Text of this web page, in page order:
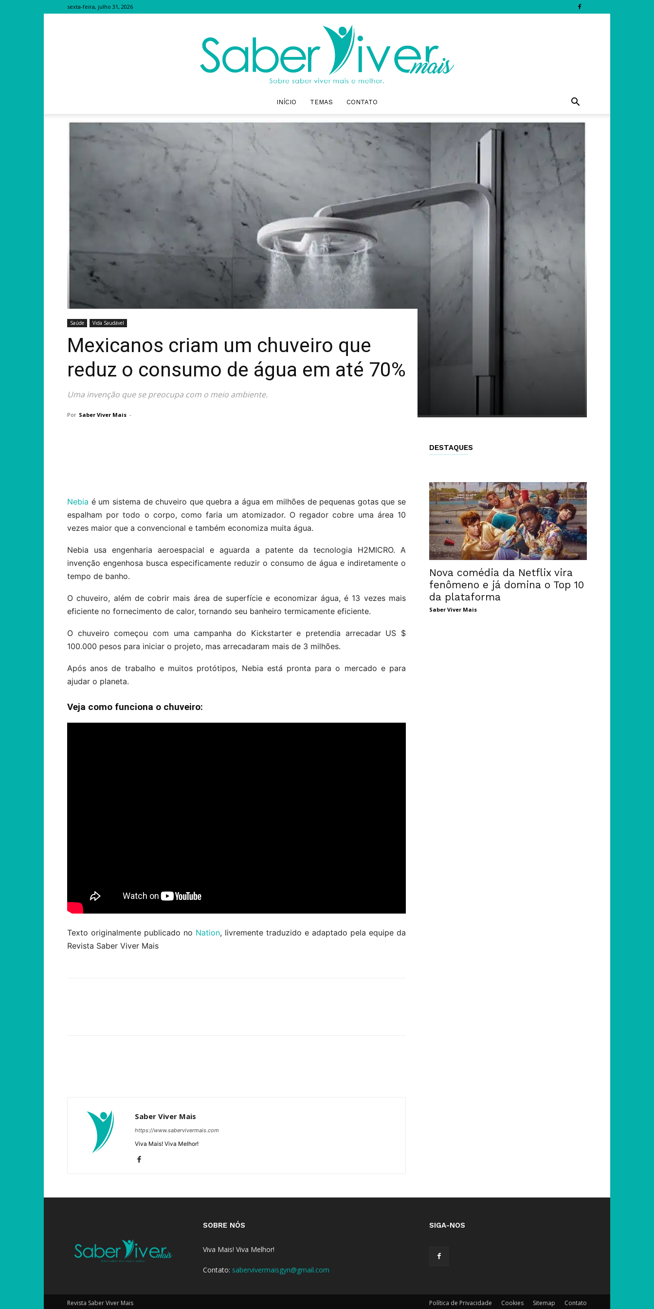
sexta-feira, julho 31, 2026
Saber
Mais
INÍCIO TEMAS CONTATO
Saúde Vida Saudável
Mexicanos criam um chuveiro que
reduz o consumo de água em até 70%
Uma invenção que se preocupa com o meio ambiente.
Por Saber Viver Mais -
Nebia é um sistema de chuveiro que quebra a água em milhões de pequenas gotas que se
espalham por todo o corpo, como faria um atomizador. O regador cobre uma área 10
vezes maior que a convencional e também economiza muita água.
Nebia usa engenharia aeroespacial e aguarda a patente da tecnologia H2MICRO. A
invenção engenhosa busca especificamente reduzir o consumo de água e indiretamente o
tempo de banho.
O chuveiro, além de cobrir mais área de superfície e economizar água, é 13 vezes mais
eficiente no fornecimento de calor, tornando seu banheiro termicamente eficiente.
O chuveiro começou com uma campanha do Kickstarter e pretendia arrecadar US $
100.000 pesos para iniciar o projeto, mas arrecadaram mais de 3 milhões.
Após anos de trabalho e muitos protótipos, Nebia está pronta para o mercado e para
ajudar o planeta.
Veja como funciona o chuveiro:
Texto originalmente publicado no Nation, livremente traduzido e adaptado pela equipe da
Revista Saber Viver Mais
Saber Viver Mais
https://www.sabervivermais.com
Viva Mais! Viva Melhor!
DESTAQUES
Nova comédia da Netflix vira
fenômeno e já domina o Top 10
da plataforma
Saber Viver Mais
SOBRE NÓS
Viva Mais! Viva Melhor!
Contato: sabervivermaisgyn@gmail.com
SIGA-NOS
Política de Privacidade Cookies Sitemap Contato
Revista Saber Viver Mais